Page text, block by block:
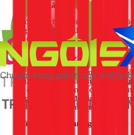
Bước 1: Ngắt an toàn và tháo dỡ
Trước tiên, chúng tôi sẽ ngắt nguồn
tổng liên quan đến khu vực thi công.
kéo tại vị trí cần sửa sẽ được tháo dỡ
Bước 2: Cắt và gia công tủ bếp
Sử dụng máy cưa chuyên dụng, thợ sẽ
kệ tủ để tạo ra một khoang trống có
yêu cầu. Tất cả các mép cắt sẽ được
chống ẩm cẩn thận để đảm bảo độ
gỗ bị trương nở do hơi nước.
Bước 3: Lắp đặt đường điện, nước